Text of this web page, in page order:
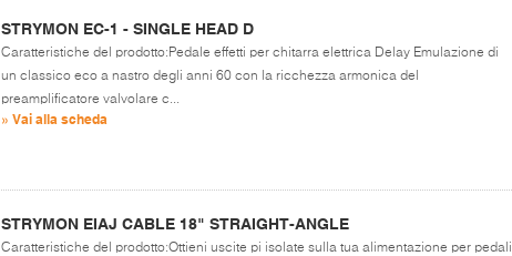
STRYMON EC-1 - SINGLE HEAD D
Caratteristiche del prodotto:Pedale effetti per chitarra elettrica Delay Emulazione di
un classico eco a nastro degli anni 60 con la ricchezza armonica del
preamplificatore valvolare c...
» Vai alla scheda
STRYMON EIAJ CABLE 18" STRAIGHT-ANGLE
Caratteristiche del prodotto:Ottieni uscite pi isolate sulla tua alimentazione per pedali